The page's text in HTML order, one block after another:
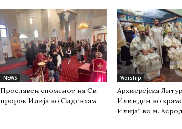
NEWS
Прославен споменот на Св.
пророк Илија во Сиденхам
Worship
Архиерејска
Илинден во
Илија“ во н.